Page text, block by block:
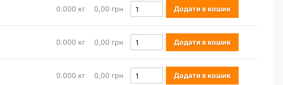
0.000 кг 0,00 грн Додати в кошик
0.000 кг 0,00 грн Додати в кошик
0.000 кг 0,00 грн Додати в кошик